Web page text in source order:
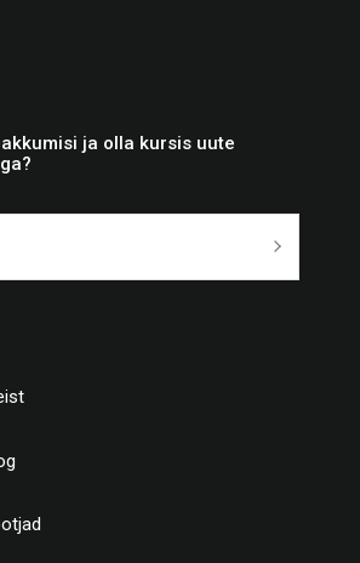
ja olla kursis uute